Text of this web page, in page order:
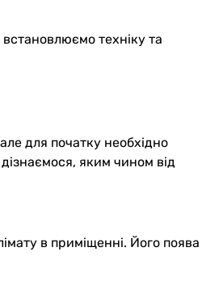
техніку та
для початку необхідно
яким чином від
в приміщенні. Його поява